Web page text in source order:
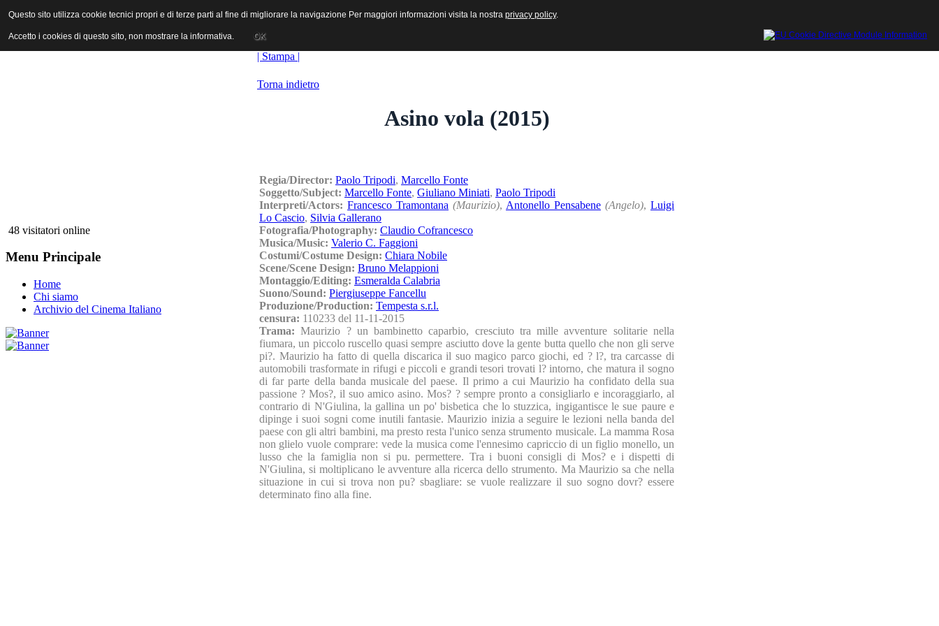
ANICA | Associazione Nazionale Industrie Cinematografiche Audiovisive e Multimediali
48 visitatori online
Menu Principale
Home
Chi siamo
Archivio del Cinema Italiano
| Stampa |
Torna indietro
Asino vola (2015)
Regia/Director: Paolo Tripodi, Marcello Fonte
Soggetto/Subject: Marcello Fonte, Giuliano Miniati, Paolo Tripodi
Interpreti/Actors: Francesco Tramontana (Maurizio), Antonello Pensabene (Angelo), Luigi
Lo Cascio, Silvia Gallerano
Fotografia/Photography: Claudio Cofrancesco
Musica/Music: Valerio C. Faggioni
Costumi/Costume Design: Chiara Nobile
Scene/Scene Design: Bruno Melappioni
Montaggio/Editing: Esmeralda Calabria
Suono/Sound: Piergiuseppe Fancellu
Produzione/Production: Tempesta s.r.l.
censura: 110233 del 11-11-2015
Trama:Maurizio ? un bambinetto caparbio, cresciuto tra mille avventure solitarie nella
fiumara, un piccolo ruscello quasi sempre asciutto dove la gente butta quello che non gli serve
pi?. Maurizio ha fatto di quella discarica il suo magico parco giochi, ed ? l?, tra carcasse di
automobili trasformate in rifugi e piccoli e grandi tesori trovati l? intorno, che matura il sogno
di far parte della banda musicale del paese. Il primo a cui Maurizio ha confidato della sua
passione ? Mos?, il suo amico asino. Mos? ? sempre pronto a consigliarlo e incoraggiarlo, al
contrario di N'Giulina, la gallina un po' bisbetica che lo stuzzica, ingigantisce le sue paure e
dipinge i suoi sogni come inutili fantasie. Maurizio inizia a seguire le lezioni nella banda del
paese con gli altri bambini, ma presto resta l'unico senza strumento musicale. La mamma Rosa
non glielo vuole comprare: vede la musica come l'ennesimo capriccio di un figlio monello, un
lusso che la famiglia non si pu. permettere. Tra i buoni consigli di Mos? e i dispetti di
N'Giulina, si moltiplicano le avventure alla ricerca dello strumento. Ma Maurizio sa che nella
situazione in cui si trova non pu? sbagliare: se vuole realizzare il suo sogno dovr? essere
determinato fino alla fine.
Questo sito utilizza cookie tecnici propri e di terze parti al fine di migliorare la navigazione Per maggiori informazioni visita la nostra privacy policy.
Accetto i cookies di questo sito, non mostrare la informativa. OK
Questo sito utilizza cookie tecnici propri e di terze parti al fine di migliorare la navigazione Per maggiori informazioni visita la nostra privacy policy.
Accetto i cookies di questo sito, non mostrare la informativa. OK